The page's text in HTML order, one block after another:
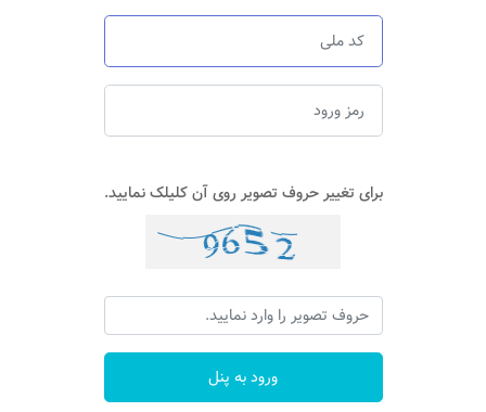
برای تغییر حروف تصویر روی آن کلیلک نمایید.
ورود به پنل